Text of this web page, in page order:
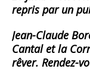
repris par un
Jean-Claude
Cantal et la
rêver. Rendez-